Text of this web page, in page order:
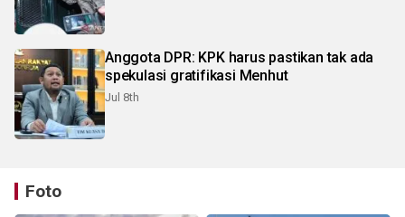
Anggota DPR: KPK harus pastikan tak ada
spekulasi gratifikasi Menhut
Jul 8th
Foto